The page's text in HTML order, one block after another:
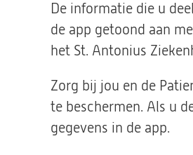
De informatie die u
de app getoond aan
het St. Antonius
Zorg bij jou en de
te beschermen. Als u
gegevens in de app.